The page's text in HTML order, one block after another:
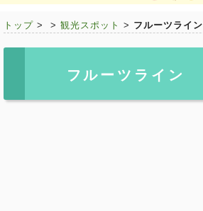
トップ > > 観光スポット > フルーツライン
フルーツライン